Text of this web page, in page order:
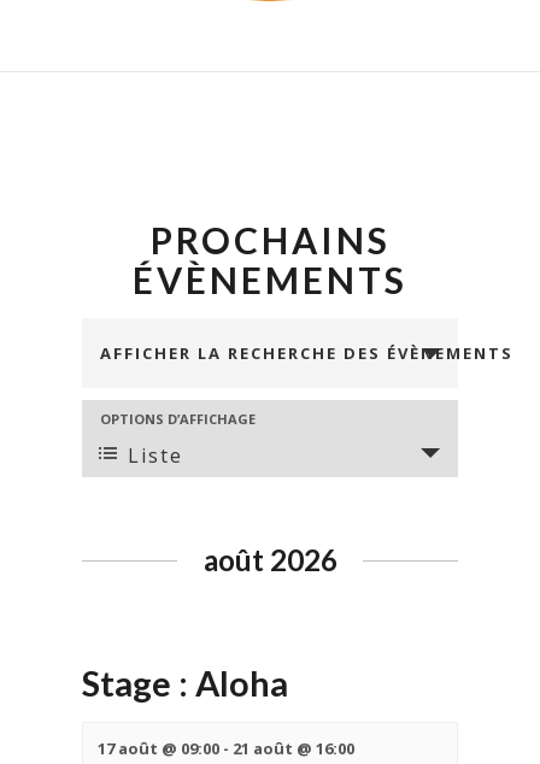
PROCHAINS
ÉVÈNEMENTS
Recherche
navigation
de
Évènements
AFFICHER LA RECHERCHE DES ÉVÈNEMENTS
NAVIGATION
DE
VUES
OPTIONS D’AFFICHAGE
Liste
août 2026
Stage : Aloha
17 août @ 09:00 - 21 août @ 16:00